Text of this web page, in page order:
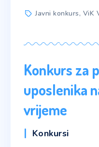
TagsJavni konkurs, ViK
Konkurs za
uposlenika
vrijeme
Categories
Konkursi